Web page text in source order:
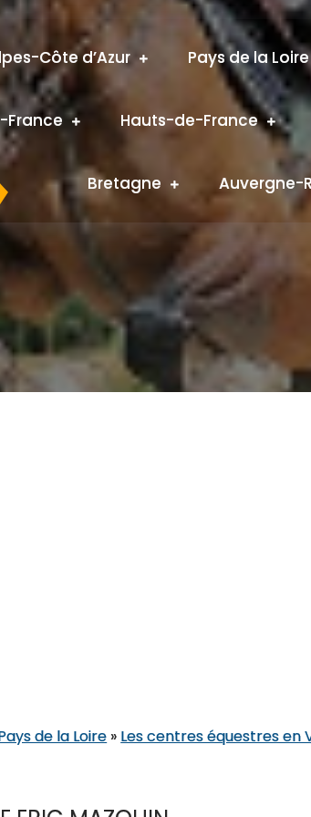
Côte d’Azur Pays de la Loire
France Hauts-de-France
Bretagne Auvergne-
de la Loire » Les centres équestres en